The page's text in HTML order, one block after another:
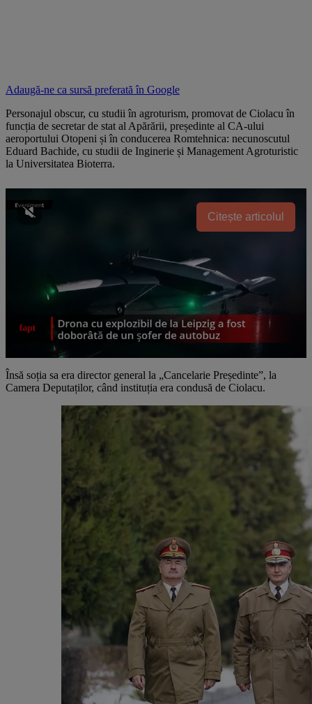
Adaugă-ne ca sursă preferată în Google
Personajul obscur, cu studii în agroturism, promovat de Ciolacu în
funcția de secretar de stat al Apărării, președinte al CA-ului
aeroportului Otopeni și în conducerea Romtehnica: necunoscutul
Eduard Bachide, cu studii de Inginerie și Management Agroturistic
la Universitatea Bioterra.
Citește articolul
Însă soția sa era director general la „Cancelarie Președinte”, la
Camera Deputaților, când instituția era condusă de Ciolacu.